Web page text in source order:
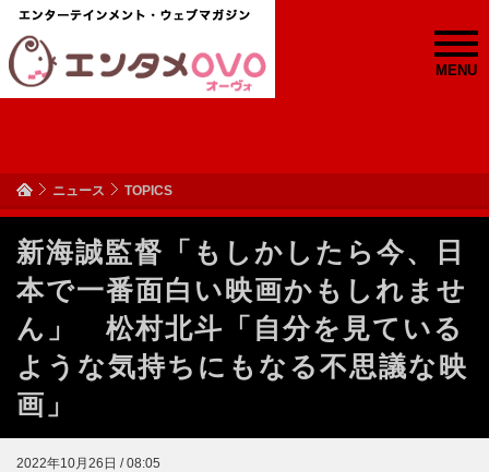
MENU
ニュース TOPICS
新海誠監督「もしかしたら今、日
本で一番面白い映画かもしれませ
ん」 松村北斗「自分を見ている
ような気持ちにもなる不思議な映
画」
2022年10月26日 / 08:05